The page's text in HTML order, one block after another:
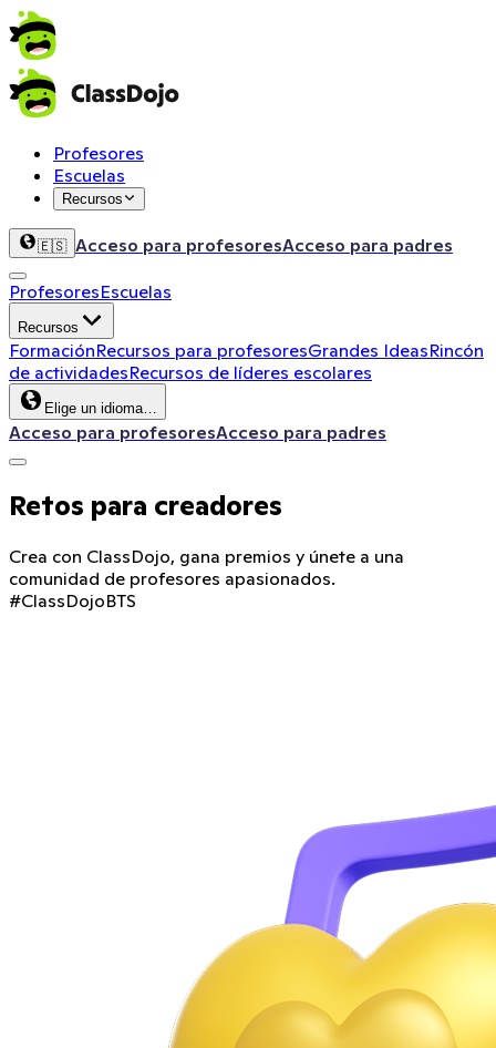
Profesores
Escuelas
Recursos
🇪🇸 Acceso para profesoresAcceso para padres
ProfesoresEscuelas
Recursos
FormaciónRecursos para profesoresGrandes IdeasRincón
de actividadesRecursos de líderes escolares
Elige un idioma…
Acceso para profesoresAcceso para padres
Retos para creadores
Crea con ClassDojo, gana premios y únete a una
comunidad de profesores apasionados.
#ClassDojoBTS